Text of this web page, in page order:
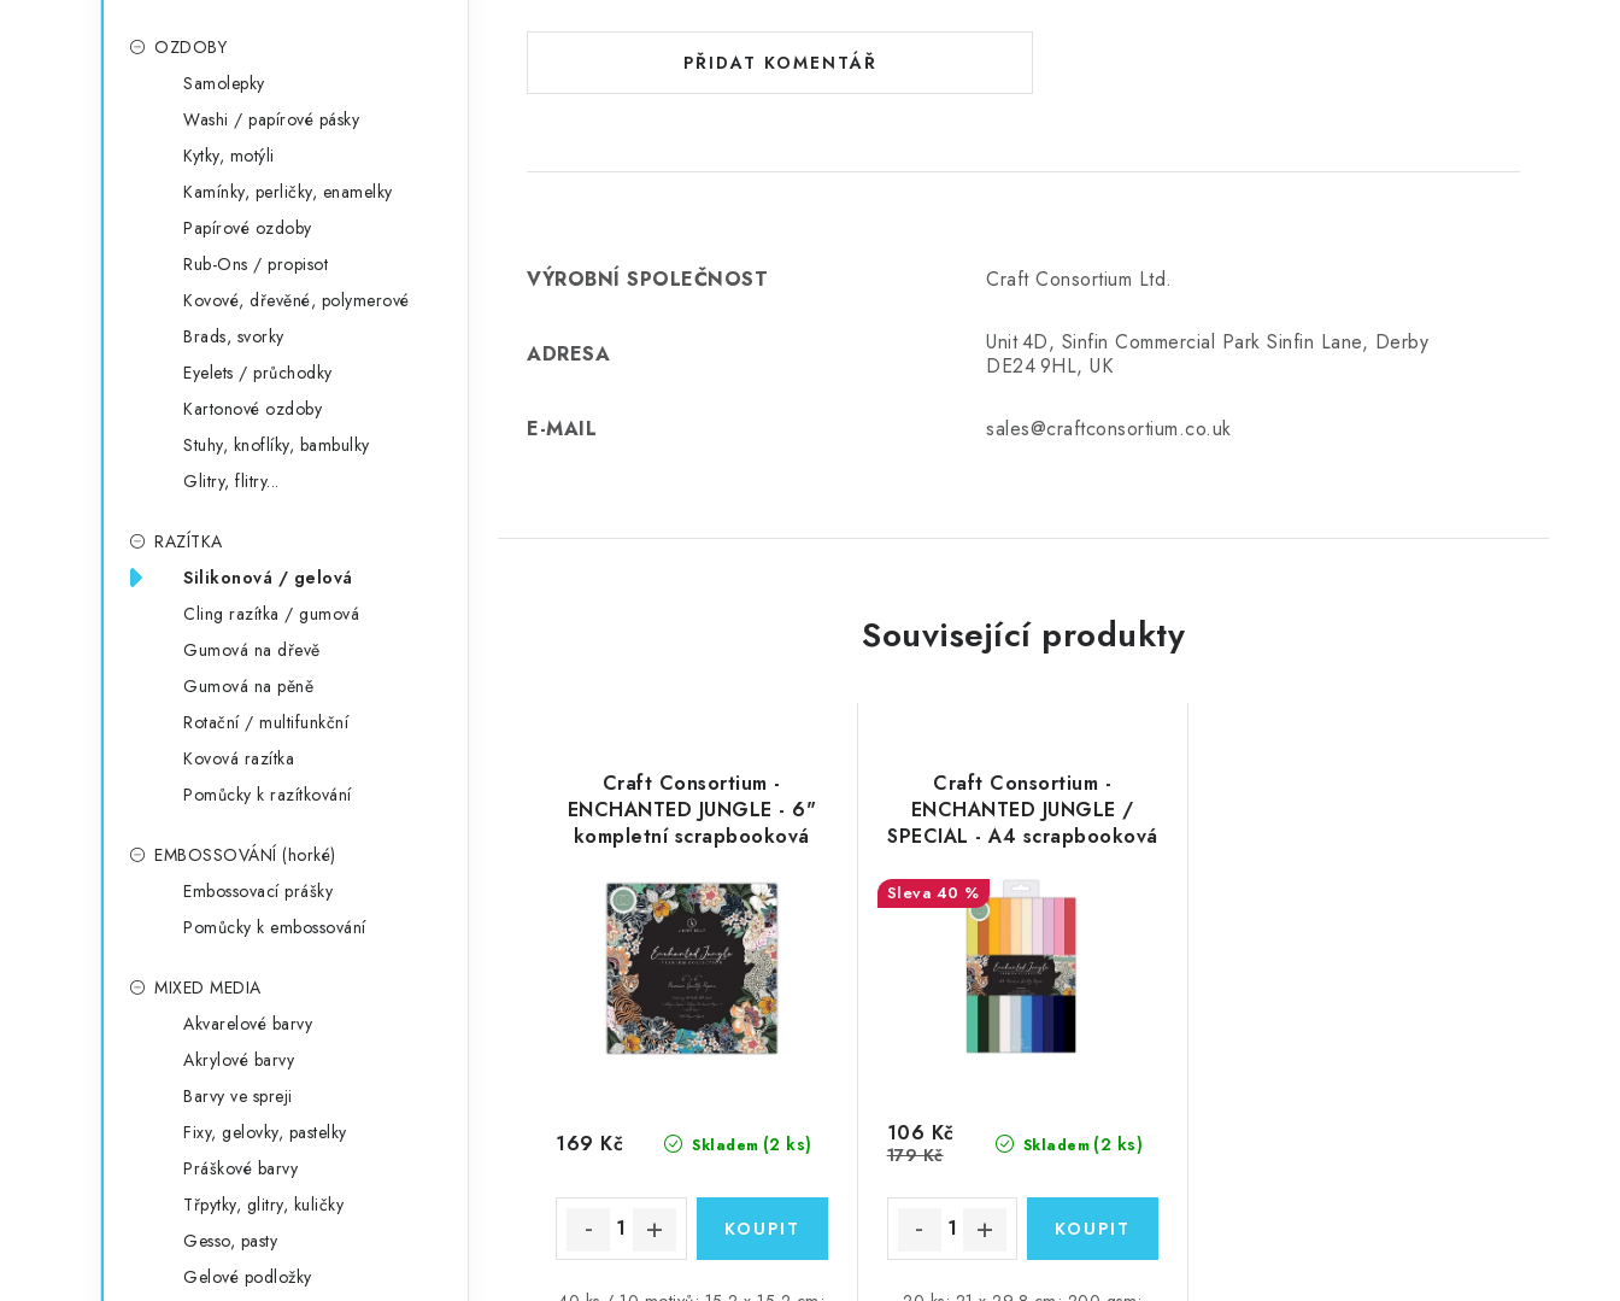
OZDOBY
Samolepky
Washi / papírové pásky
Kytky, motýli
Kamínky, perličky, enamelky
Papírové ozdoby
Rub-Ons / propisot
Kovové, dřevěné, polymerové
Brads, svorky
Eyelets / průchodky
Kartonové ozdoby
Stuhy, knoflíky, bambulky
Glitry, flitry...
RAZÍTKA
Silikonová / gelová
Cling razítka / gumová
Gumová na dřevě
Gumová na pěně
Rotační / multifunkční
Kovová razítka
Pomůcky k razítkování
EMBOSSOVÁNÍ (horké)
Embossovací prášky
Pomůcky k embossování
MIXED MEDIA
Akvarelové barvy
Akrylové barvy
Barvy ve spreji
Fixy, gelovky, pastelky
Práškové barvy
Třpytky, glitry, kuličky
Gesso, pasty
Gelové podložky
PŘIDAT KOMENTÁŘ
VÝROBNÍ SPOLEČNOST Craft Consortium Ltd.
ADRESA
Unit 4D, Sinfin Commercial Park Sinfin Lane, Derby
DE24 9HL, UK
E-MAIL sales@craftconsortium.co.uk
Související produkty
Craft Consortium -
ENCHANTED JUNGLE - 6"
kompletní scrapbooková
Skladem (2 ks)
169 Kč
Craft Consortium -
ENCHANTED JUNGLE /
SPECIAL - A4 scrapbooková
40 %
Skladem (2 ks)
106 Kč
179 Kč